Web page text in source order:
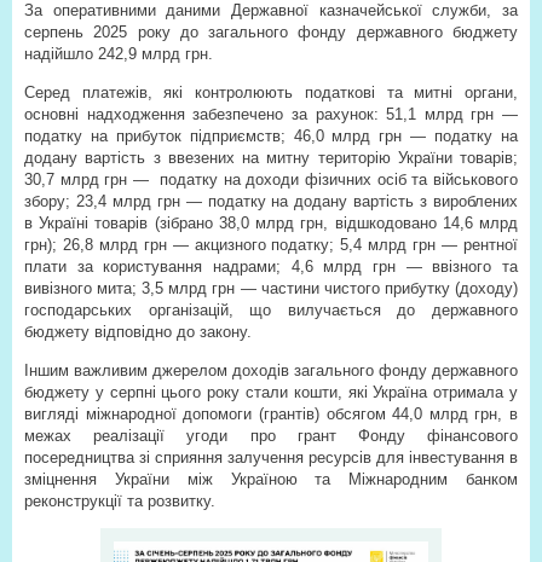
За оперативними даними Державної казначейської служби, за
серпень 2025 року до загального фонду державного бюджету
надійшло 242,9 млрд грн.
Серед платежів, які контролюють податкові та митні органи,
основні надходження забезпечено за рахунок: 51,1 млрд грн —
податку на прибуток підприємств; 46,0 млрд грн — податку на
додану вартість з ввезених на митну територію України товарів;
30,7 млрд грн —
податку на доходи фізичних осіб та військового
збору; 23,4 млрд грн — податку на додану вартість з вироблених
в Україні товарів (зібрано 38,0 млрд грн, відшкодовано 14,6 млрд
грн); 26,8 млрд грн — акцизного податку; 5,4 млрд грн — рентної
плати за користування надрами; 4,6 млрд грн — ввізного та
вивізного мита; 3,5 млрд грн — частини чистого прибутку (доходу)
господарських організацій, що вилучається до державного
бюджету відповідно до закону.
Іншим важливим джерелом доходів загального фонду державного
бюджету у серпні цього року стали кошти, які Україна отримала у
вигляді міжнародної допомоги (грантів) обсягом 44,0 млрд грн, в
межах реалізації угоди про грант Фонду фінансового
посередництва зі сприяння залучення ресурсів для інвестування в
зміцнення України між Україною та Міжнародним банком
реконструкції та розвитку.